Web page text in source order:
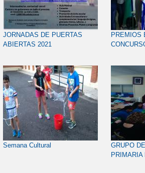
JORNADAS DE PUERTAS
ABIERTAS 2021
PREMIOS
Semana Cultural
GRUPO
PRIMARIA